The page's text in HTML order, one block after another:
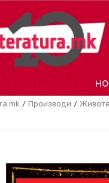
Производи